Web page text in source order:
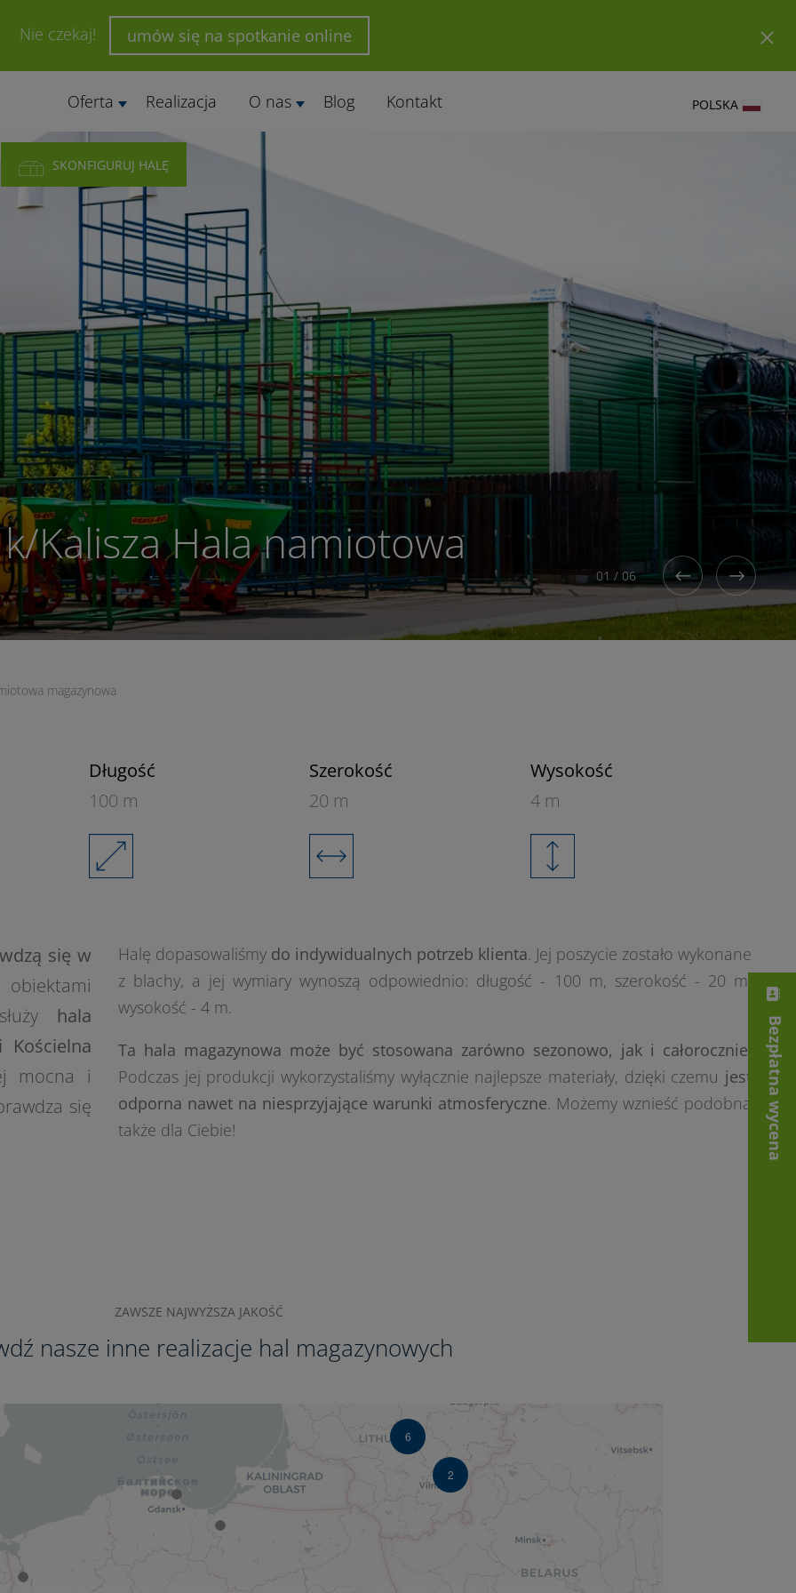
Nie czekaj! umów się na spotkanie online
Oferta Realizacja O nas Blog Kontakt POLSKA
SKONFIGURUJ HALĘ
01 / 06
Kalisza Hala namiotowa
magazynowa
Długość
100 m
Szerokość
20 m
Wysokość
4 m
się w
obiektami
hala
Kościelna
mocna i
się
Halę dopasowaliśmy do indywidualnych potrzeb klienta. Jej poszycie zostało wykonane
z blachy, a jej wymiary wynoszą odpowiednio: długość - 100 m, szerokość - 20 m,
wysokość - 4 m.
Ta hala magazynowa może być stosowana zarówno sezonowo, jak i całorocznie
Podczas jej produkcji wykorzystaliśmy wyłącznie najlepsze materiały, dzięki czemu jest
odporna nawet na niesprzyjające warunki atmosferyczne. Możemy wznieść podobną
także dla Ciebie!
ZAWSZE NAJWYŻSZA JAKOŚĆ
nasze inne realizacje hal magazynowych
2
4
6
Bezpłatna wycena